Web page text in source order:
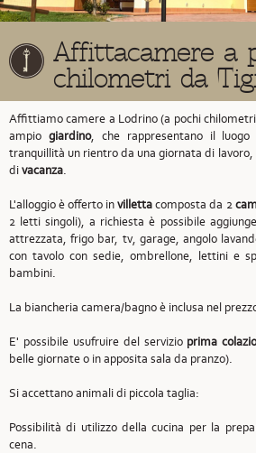
Affittacamere a
chilometri da
Affittiamo camere a Lodrino (a pochi
ampio giardino, che rappresentano il
tranquillità un rientro da una giornata di lavoro,
divacanza.
L'alloggio è offerto invillettacomposta da 2
2 letti singoli), a richiesta è possibile
attrezzata, frigo bar, tv, garage, angolo
con tavolo con sedie, ombrellone, lettini e
bambini.
La biancheria camera/bagno è inclusa nel
E' possibile usufruire del servizio prima
belle giornate o in apposita sala da pranzo).
Si accettano animali di piccola taglia:
Possibilità di utilizzo della cucina per la
cena.